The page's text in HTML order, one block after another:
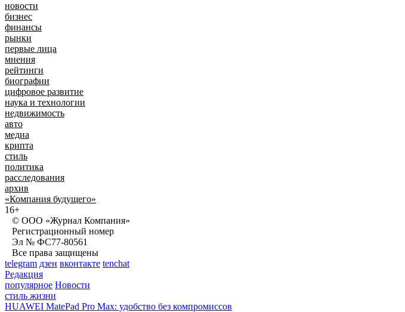
новости
бизнес
финансы
рынки
первые лица
мнения
рейтинги
биографии
цифровое развитие
наука и технологии
недвижимость
авто
медиа
крипта
стиль
политика
расследования
архив
«Компания будущего»
16+
© ООО «Журнал Компания»
Регистрационный номер
Эл № ФС77-80561
Все права защищены
telegram дзен вконтакте tenchat
Редакция
популярное Новости
стиль жизни
HUAWEI MatePad Pro Max: удобство без компромиссов